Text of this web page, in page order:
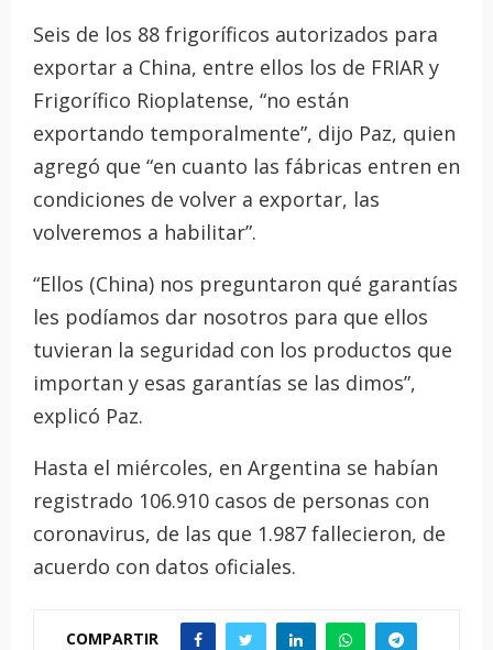
Seis de los 88 frigoríficos autorizados para
exportar a China, entre ellos los de FRIAR y
Frigorífico Rioplatense, “no están
exportando temporalmente”, dijo Paz, quien
agregó que “en cuanto las fábricas entren en
condiciones de volver a exportar, las
volveremos a habilitar”.
“Ellos (China) nos preguntaron qué garantías
les podíamos dar nosotros para que ellos
tuvieran la seguridad con los productos que
importan y esas garantías se las dimos”,
explicó Paz.
Hasta el miércoles, en Argentina se habían
registrado 106.910 casos de personas con
coronavirus, de las que 1.987 fallecieron, de
acuerdo con datos oficiales.
COMPARTIR